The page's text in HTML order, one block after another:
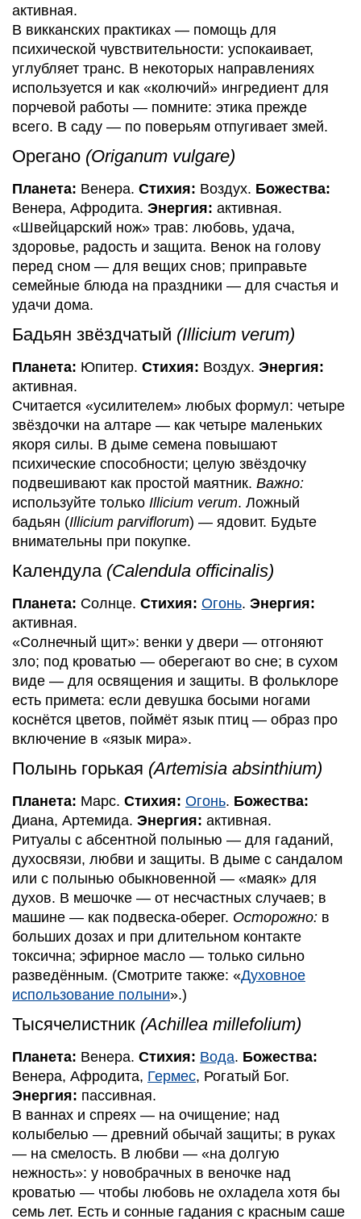
активная.
В викканских практиках — помощь для
психической чувствительности: успокаивает,
углубляет транс. В некоторых направлениях
используется и как «колючий» ингредиент для
порчевой работы — помните: этика прежде
всего. В саду — по поверьям отпугивает змей.
Орегано (Origanum vulgare)
Планета: Венера. Стихия: Воздух. Божества:
Венера, Афродита. Энергия: активная.
«Швейцарский нож» трав: любовь, удача,
здоровье, радость и защита. Венок на голову
перед сном — для вещих снов; приправьте
семейные блюда на праздники — для счастья и
удачи дома.
Бадьян звёздчатый (Illicium verum)
Планета: Юпитер. Стихия: Воздух. Энергия:
активная.
Считается «усилителем» любых формул: четыре
звёздочки на алтаре — как четыре маленьких
якоря силы. В дыме семена повышают
психические способности; целую звёздочку
подвешивают как простой маятник. Важно:
используйте только Illicium verum. Ложный
бадьян (Illicium parviflorum) — ядовит. Будьте
внимательны при покупке.
Календула (Calendula officinalis)
Планета: Солнце. Стихия: Огонь. Энергия:
активная.
«Солнечный щит»: венки у двери — отгоняют
зло; под кроватью — оберегают во сне; в сухом
виде — для освящения и защиты. В фольклоре
есть примета: если девушка босыми ногами
коснётся цветов, поймёт язык птиц — образ про
включение в «язык мира».
Полынь горькая (Artemisia absinthium)
Планета: Марс. Стихия: Огонь. Божества:
Диана, Артемида. Энергия: активная.
Ритуалы с абсентной полынью — для гаданий,
духосвязи, любви и защиты. В дыме с сандалом
или с полынью обыкновенной — «маяк» для
духов. В мешочке — от несчастных случаев; в
машине — как подвеска-оберег. Осторожно: в
больших дозах и при длительном контакте
токсична; эфирное масло — только сильно
разведённым. (Смотрите также: «Духовное
использование полыни».)
Тысячелистник (Achillea millefolium)
Планета: Венера. Стихия: Вода. Божества:
Венера, Афродита, Гермес, Рогатый Бог.
Энергия: пассивная.
В ваннах и спреях — на очищение; над
колыбелью — древний обычай защиты; в руках
— на смелость. В любви — «на долгую
нежность»: у новобрачных в веночке над
кроватью — чтобы любовь не охладела хотя бы
семь лет. Есть и сонные гадания с красным саше